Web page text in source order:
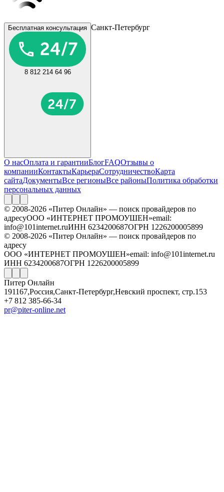
Бесплатная консультация
8 812 214 64 96
Санкт-Петербург
О насОплата и гарантииБлогFAQОтзывы о
компанииКонтактыКарьераСотрудничествоКарта
сайтаДокументыВсе регионыВсе районыПолитика обработки
персональных данных
© 2008-2026 «Питер Онлайн» — поиск провайдеров по
адресуООО «ИНТЕРНЕТ ПРОМОУШЕН»email:
info@101internet.ruИНН 6234200687ОГРН 1226200005899
© 2008-2026 «Питер Онлайн» — поиск провайдеров по
адресу
ООО «ИНТЕРНЕТ ПРОМОУШЕН»email: info@101internet.ru
ИНН 6234200687ОГРН 1226200005899
Питер Онлайн
191167,Россия,Санкт-Петербург,Невский проспект, стр.153
+7 812 385-66-34
pr@piter-online.net